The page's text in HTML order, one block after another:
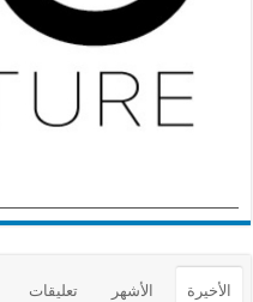
الأخيرة الأشهر تعليقات